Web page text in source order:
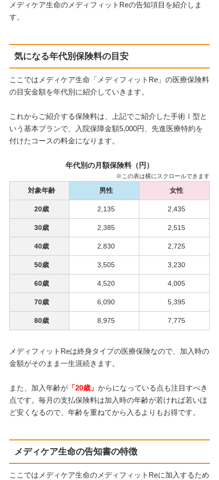
メディケア生命のメディフィットReの告知項目を紹介しま
す。
気になる年代別保険料の目安
ここではメディケア生命「メディフィットRe」の医療保険料
の目安金額を年代別に紹介していきます。
これからご紹介する保険料は、上記でご紹介した手術Ⅰ型と
いう基本プランで、入院保障金額5,000円、先進医療特約を
付けたコースの料金になります。
年代別の月額保険料（円）
※この表は横にスクロールできます
対象年齢 男性 女性
20歳 2,135 2,435
30歳 2,385 2,515
40歳 2,830 2,725
50歳 3,505 3,230
60歳 4,520 4,005
70歳 6,090 5,395
80歳 8,975 7,775
メディフィットReは終身タイプの医療保険なので、加入時の
金額がそのまま一生涯続きます。
また、加入年齢が「20歳」 からになっている点も注目すべき
点です。毎月の支払保険料は加入時の年齢が若ければ若いほ
ど安くなるので、年齢を重ねてから入るよりもお得です。
メディケア生命の告知書の特徴
ここではメディケア生命のメディフィットReに加入するため